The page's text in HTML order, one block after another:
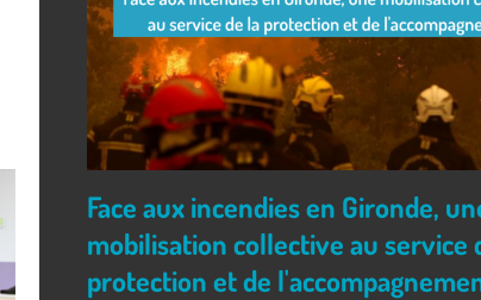
Face aux incendies en Gironde,
mobilisation collective au service
protection et de